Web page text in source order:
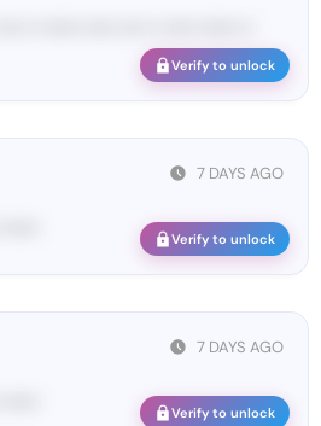
Verify to unlock
7 DAYS AGO
Verify to unlock
7 DAYS AGO
Verify to unlock